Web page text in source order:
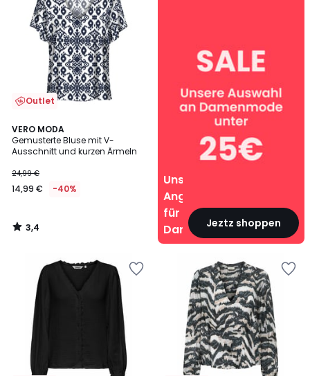
Outlet
VERO MODA
Gemusterte Bluse mit V-
Ausschnitt und kurzen Ärmeln
24,99 €
14,99 € -40%
3,4
/ 5
3,4
/
Unsere
Angebote
für
Damen
Jeztz shoppen